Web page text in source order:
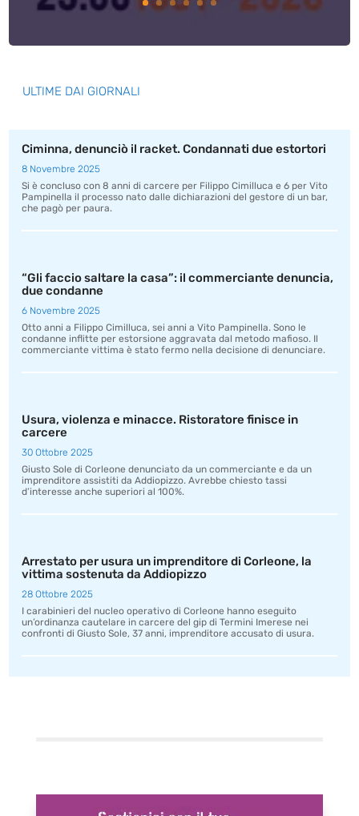
ULTIME DAI GIORNALI
Ciminna, denunciò il racket. Condannati due estortori
8 Novembre 2025
Si è concluso con 8 anni di carcere per Filippo Cimilluca e 6 per Vito
Pampinella il processo nato dalle dichiarazioni del gestore di un bar,
che pagò per paura.
“Gli faccio saltare la casa”: il commerciante denuncia,
due condanne
6 Novembre 2025
Otto anni a Filippo Cimilluca, sei anni a Vito Pampinella. Sono le
condanne inflitte per estorsione aggravata dal metodo mafioso. Il
commerciante vittima è stato fermo nella decisione di denunciare.
Usura, violenza e minacce. Ristoratore finisce in
carcere
30 Ottobre 2025
Giusto Sole di Corleone denunciato da un commerciante e da un
imprenditore assistiti da Addiopizzo. Avrebbe chiesto tassi
d’interesse anche superiori al 100%.
Arrestato per usura un imprenditore di Corleone, la
vittima sostenuta da Addiopizzo
28 Ottobre 2025
I carabinieri del nucleo operativo di Corleone hanno eseguito
un’ordinanza cautelare in carcere del gip di Termini Imerese nei
confronti di Giusto Sole, 37 anni, imprenditore accusato di usura.